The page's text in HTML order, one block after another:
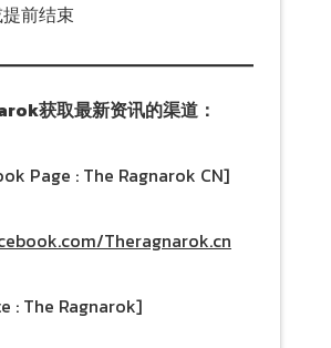
前结束
获取最新资讯的渠道：
Page : The Ragnarok CN]
Theragnarok.cn
: The Ragnarok]